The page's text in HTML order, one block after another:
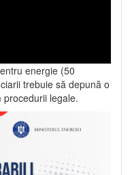
energie (50
trebuie să depună o
legale.